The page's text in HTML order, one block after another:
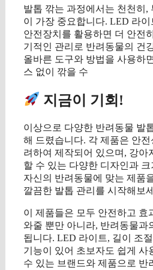
발톱 깎는 과정에서는 천천히,
이 가장 중요합니다. LED 라
안전장치를 활용하면 더 안전
기적인 관리로 반려동물의 건
올바른 도구와 방법을 사용하
스 없이 깎을 수
지금이 기회!
이상으로 다양한 반려동물 발
해 드렸습니다. 각 제품은 안
려하여 제작되어 있으며, 강아
할 수 있는 다양한 디자인과
자신의 반려동물에 맞는 제품
깔끔한 발톱 관리를 시작해보
이 제품들은 모두 안전하고 효
와줄 뿐만 아니라, 반려동물과
됩니다. LED 라이트, 길이 조
기능이 있어 초보자도 쉽게 사
수 있는 브랜드와 제품으로 반